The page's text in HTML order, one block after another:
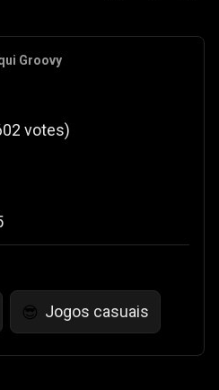
Groovy
votes)
😎 Jogos casuais